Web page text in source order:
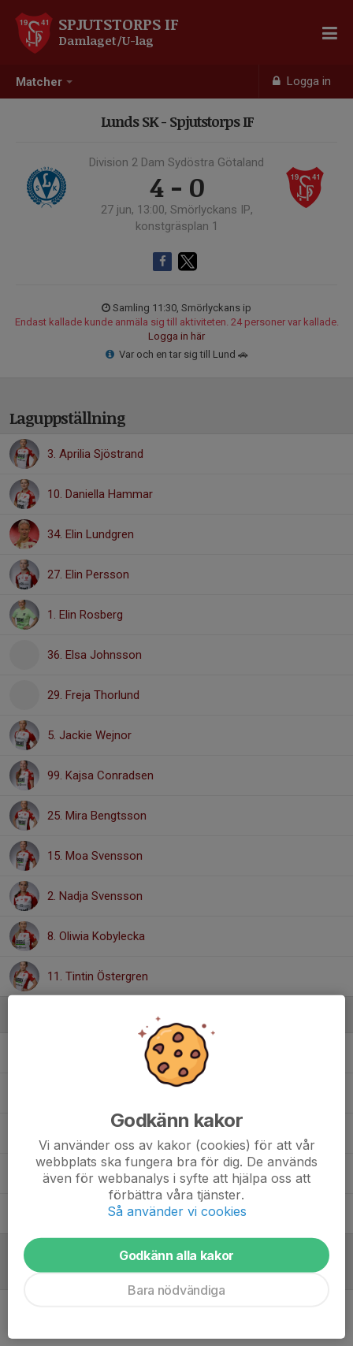
Matcher Logga in
SPJUTSTORPS IF
Damlaget/U-lag
Lunds SK - Spjutstorps IF
Division 2 Dam Sydöstra Götaland
4 - 0
27 jun, 13:00, Smörlyckans IP,
konstgräsplan 1
Samling 11:30, Smörlyckans ip
Endast kallade kunde anmäla sig till aktiviteten. 24 personer var kallade.
Logga in här
Var och en tar sig till Lund 🚗
Laguppställning
3. Aprilia Sjöstrand
10. Daniella Hammar
34. Elin Lundgren
27. Elin Persson
1. Elin Rosberg
36. Elsa Johnsson
29. Freja Thorlund
5. Jackie Wejnor
99. Kajsa Conradsen
25. Mira Bengtsson
15. Moa Svensson
2. Nadja Svensson
8. Oliwia Kobylecka
11. Tintin Östergren
Huvudtränare
Fredrik AxelssonLagledare, Tränare
Peter Hammar Målvaktstränare
Referat
Godkänn kakor
Vi använder oss av kakor (cookies) för att vår
webbplats ska fungera bra för dig. De används
även för webbanalys i syfte att hjälpa oss att
förbättra våra tjänster.
Så använder vi cookies
Godkänn alla kakor
Bara nödvändiga